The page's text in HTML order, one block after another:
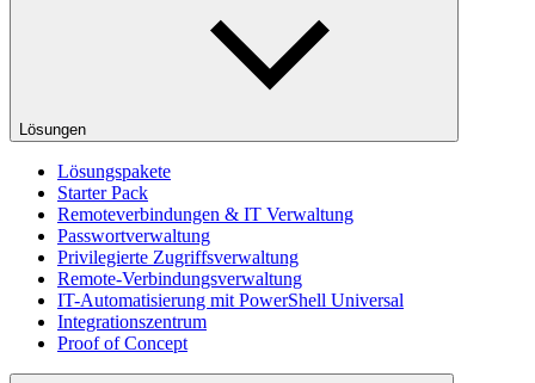
Lösungen
Lösungspakete
Starter Pack
Remoteverbindungen & IT Verwaltung
Passwortverwaltung
Privilegierte Zugriffsverwaltung
Remote-Verbindungsverwaltung
IT-Automatisierung mit PowerShell Universal
Integrationszentrum
Proof of Concept